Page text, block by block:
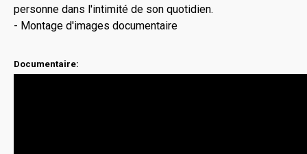
personne dans l'intimité de son quotidien.
- Montage d'images documentaire
Documentaire: